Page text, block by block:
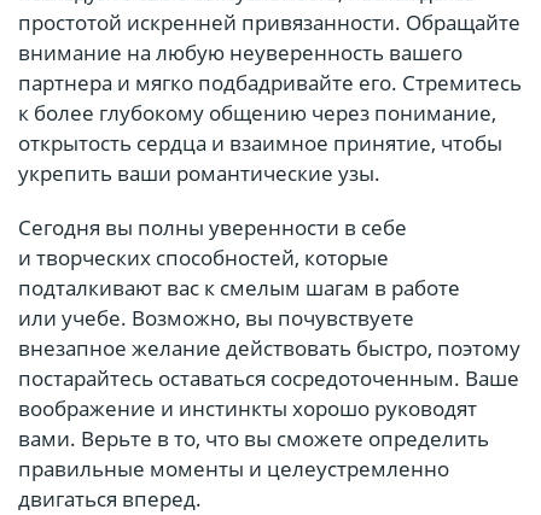
простотой искренней привязанности. Обращайте
внимание на любую неуверенность вашего
партнера и мягко подбадривайте его. Стремитесь
к более глубокому общению через понимание,
открытость сердца и взаимное принятие, чтобы
укрепить ваши романтические узы.
Сегодня вы полны уверенности в себе
и творческих способностей, которые
подталкивают вас к смелым шагам в работе
или учебе. Возможно, вы почувствуете
внезапное желание действовать быстро, поэтому
постарайтесь оставаться сосредоточенным. Ваше
воображение и инстинкты хорошо руководят
вами. Верьте в то, что вы сможете определить
правильные моменты и целеустремленно
двигаться вперед.